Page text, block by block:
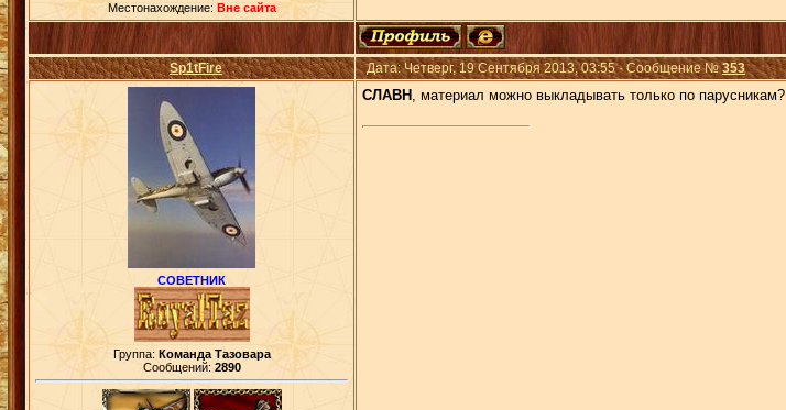
Местонахождение: Вне сайта
Sp1tFire Дата: Четверг, 19 Сентября 2013, 03:55 · Сообщение №353
СОВЕТНИК
Группа: Команда Тазовара
Сообщений: 2890
СЛАВН , материал можно выкладывать только по парусникам?